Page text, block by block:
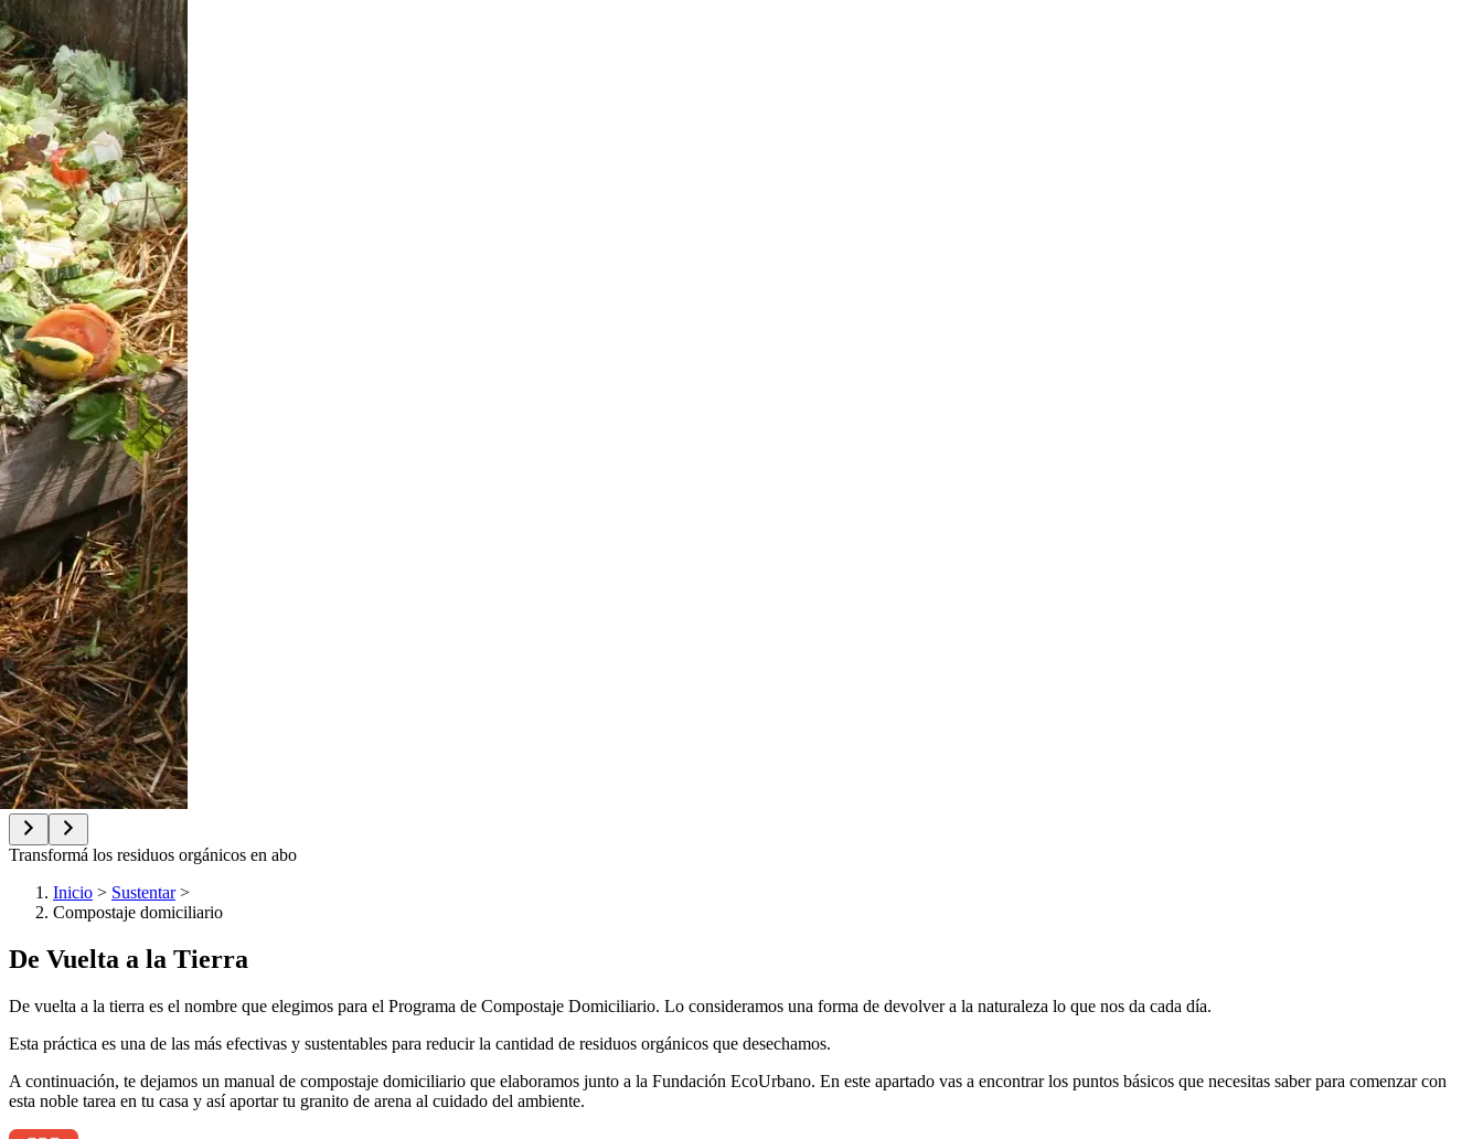
«D
Inicio > Sustentar>
Compostaje domiciliario
De Vuelta a la Tierra
De vuelta a la tierra es el nombre que elegimos para el Programa de Compostaje Domiciliario. Lo consideramos una forma de devolver a la naturaleza lo que nos da cada día.
Esta práctica es una de las más efectivas y sustentables para reducir la cantidad de residuos orgánicos que desechamos.
A continuación, te dejamos un manual de compostaje domiciliario que elaboramos junto a la Fundación EcoUrbano. En este apartado vas a encontrar los puntos básicos que necesitas saber para comenzar con
esta noble tarea en tu casa y así aportar tu granito de arena al cuidado del ambiente.